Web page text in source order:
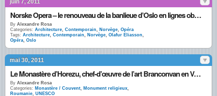
juin 7, 2011
Norske Opera – le renouveau de la banlieue d’Oslo en lignes obliques
By Alexandre Rosa
Categories: Architecture, Contemporain, Norvège, Opéra
Tags: Architecture, Contemporain, Norvège, Olafur Eliasson,
Opéra, Oslo
mai 30, 2011
Le Monastère d’Horezu, chef-d’œuvre de l’art Branconvan en Valachie
By Alexandre Rosa
Categories: Monastère / Couvent, Monument religieux,
Roumanie, UNESCO